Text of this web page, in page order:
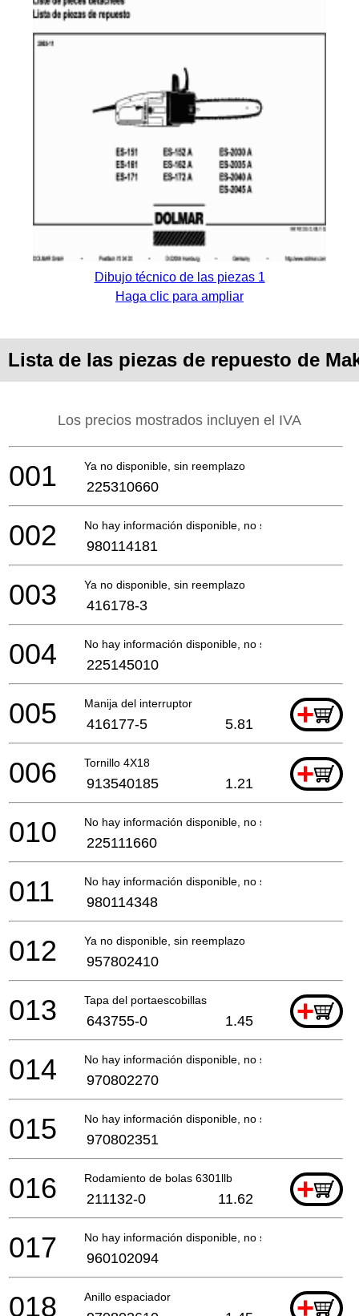
Dibujo técnico de las piezas 1
Haga clic para ampliar
Lista de las piezas de repuesto de
Los precios mostrados incluyen el IVA
Ya no disponible, sin reemplazo
001 225310660
No hay información disponible, no se puede pedir
002 980114181
Ya no disponible, sin reemplazo
003 416178-3
No hay información disponible, no se puede pedir
004 225145010
Manija del interruptor +
005 416177-5 5.81
Tornillo 4X18 +
006 913540185 1.21
No hay información disponible, no se puede pedir
010 225111660
No hay información disponible, no se puede pedir
011 980114348
Ya no disponible, sin reemplazo
012 957802410
Tapa del portaescobillas +
013 643755-0 1.45
No hay información disponible, no se puede pedir
014 970802270
No hay información disponible, no se puede pedir
015 970802351
Rodamiento de bolas 6301llb +
016 211132-0 11.62
No hay información disponible, no se puede pedir
017 960102094
Anillo espaciador +
018